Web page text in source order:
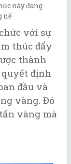
này đang
nể
với sự
thúc đẩy
thành
quyết định
đầu và
vàng. Đó
vàng mà